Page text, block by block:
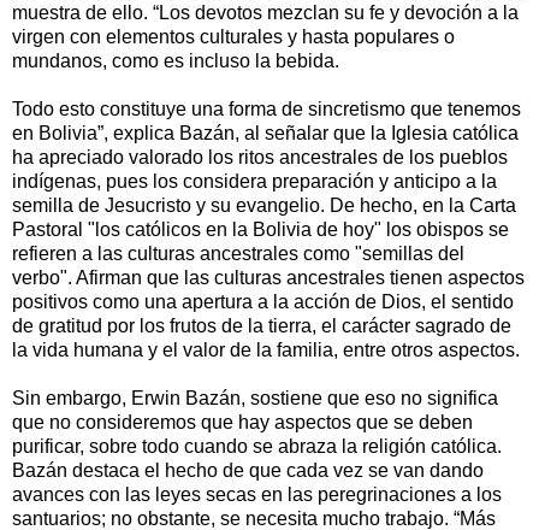
muestra de ello. “Los devotos mezclan su fe y devoción a la
virgen con elementos culturales y hasta populares o
mundanos, como es incluso la bebida.
Todo esto constituye una forma de sincretismo que tenemos
en Bolivia”, explica Bazán, al señalar que la Iglesia católica
ha apreciado valorado los ritos ancestrales de los pueblos
indígenas, pues los considera preparación y anticipo a la
semilla de Jesucristo y su evangelio. De hecho, en la Carta
Pastoral "los católicos en la Bolivia de hoy" los obispos se
refieren a las culturas ancestrales como "semillas del
verbo". Afirman que las culturas ancestrales tienen aspectos
positivos como una apertura a la acción de Dios, el sentido
de gratitud por los frutos de la tierra, el carácter sagrado de
la vida humana y el valor de la familia, entre otros aspectos.
Sin embargo, Erwin Bazán, sostiene que eso no significa
que no consideremos que hay aspectos que se deben
purificar, sobre todo cuando se abraza la religión católica.
Bazán destaca el hecho de que cada vez se van dando
avances con las leyes secas en las peregrinaciones a los
santuarios; no obstante, se necesita mucho trabajo. “Más